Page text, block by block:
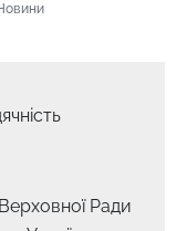
Ради